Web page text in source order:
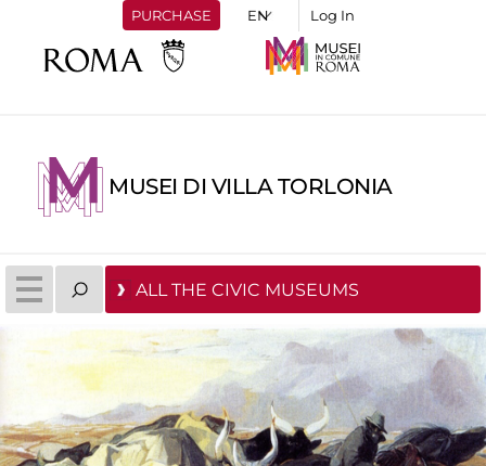
PURCHASE Log In
MUSEI DI VILLA TORLONIA
ALL THE CIVIC MUSEUMS